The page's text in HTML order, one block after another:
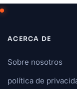
ACERCA DE
Sobre nosotros
política de